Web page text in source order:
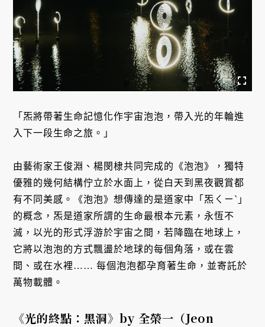
「炁將帶著生命記憶化作宇宙泡泡，帶入光的年輪進
入下一段生命之旅。」
由藝術家王俊淵、楊閔棣共同完成的《泡泡》，獨特
優雅的幾何結構佇立於水面上，從白天到黑夜觀賞都
有不同美感。《泡泡》想傳達的是道家中「炁ㄑㄧˋ」
的概念，炁是道家所謂的生命最根本元素，永恆不
滅，以光的形式浮游於宇宙之間，若降臨在地球上，
它將以泡泡的方式飄盪於地球的每個角落，或在雲
間、或在水裡…… 每個泡泡都孕育著生命，並寄託於
萬物載體。
《光的終點：黑洞》by 全榮一（Jeon